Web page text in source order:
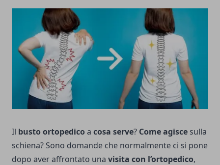
Il busto ortopedico a cosa serve? Come agisce sulla
schiena? Sono domande che normalmente ci si pone
dopo aver affrontato una visita con l’ortopedico,